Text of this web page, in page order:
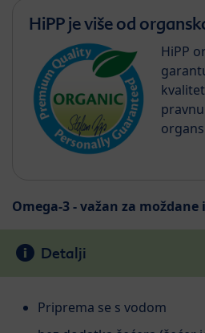
HiPP je više od
HiPP
Omega-3 - važan za
Detalji
Priprema se s vodom